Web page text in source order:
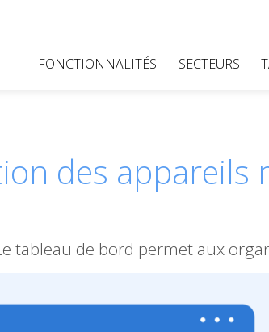
FONCTIONNALITÉS SECTEURS
des appareils
tableau de bord permet aux